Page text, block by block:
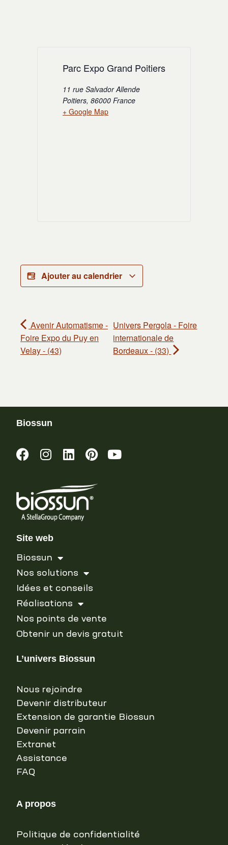
Parc Expo Grand Poitiers
11 rue Salvador Allende
Poitiers, 86000 France
+ Google Map
Ajouter au calendrier
Avenir Automatisme -
Foire Expo du Puy en
Velay - (43)
Univers Pergola - Foire
internationale de
Bordeaux - (33)
Biossun
Site web
Biossun
Nos solutions
Idées et conseils
Réalisations
Nos points de vente
Obtenir un devis gratuit
L’univers Biossun
Nous rejoindre
Devenir distributeur
Extension de garantie Biossun
Devenir parrain
Extranet
Assistance
FAQ
A propos
Politique de confidentialité